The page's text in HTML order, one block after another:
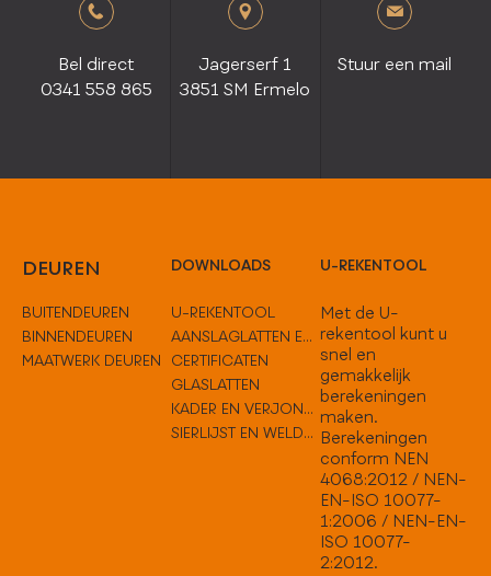
Bel direct
0341 558 865
Jagerserf 1
3851 SM Ermelo
Stuur een mail
DEUREN
BUITENDEUREN
BINNENDEUREN
MAATWERK DEUREN
DOWNLOADS
U-REKENTOOL
AANSLAGLATTEN EN TUSSENOPLOSSINGEN
CERTIFICATEN
GLASLATTEN
KADER EN VERJONGEN
SIERLIJST EN WELDORPELS
U-REKENTOOL
Met de U-
rekentool kunt u
snel en
gemakkelijk
berekeningen
maken.
Berekeningen
conform NEN
4068:2012 / NEN-
EN-ISO 10077-
1:2006 / NEN-EN-
ISO 10077-
2:2012.